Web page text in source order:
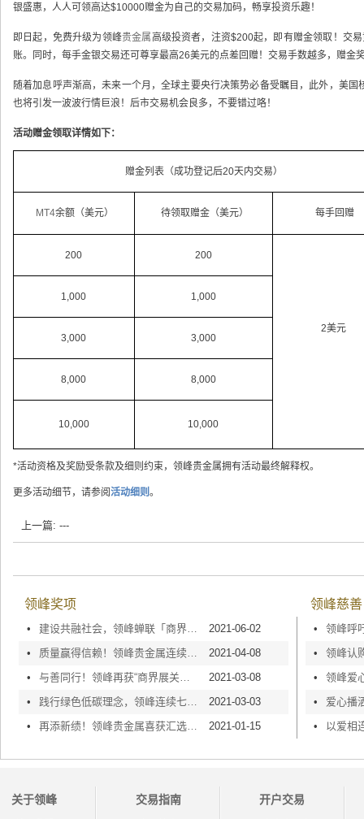
银盛惠，人人可领高达$10000赠金为自己的交易加码，畅享投资乐趣！
即日起，免费升级为领峰贵金属高级投资者，注资$200起，即有赠金领取！交
账。同时，每手金银交易还可尊享最高26美元的点差回赠！交易手数越多，赠金
随着加息呼声渐高，未来一个月，全球主要央行决策势必备受瞩目，此外，美国
也将引发一波波行情巨浪！后市交易机会良多，不要错过咯！
活动赠金领取详情如下：
赠金列表（成功登记后20天内交易）
MT4余额（美元） 待领取赠金（美元） 每手回赠
200 200
2美元
1,000 1,000
3,000 3,000
8,000 8,000
10,000 10,000
*活动资格及奖励受条款及细则约束，领峰贵金属拥有活动最终解释权。
更多活动细节，请参阅活动细则。
上一篇: ---
领峰奖项
•
2021-06-02
•
2021-04-08
•
2021-03-08
•
2021-03-03
•
2021-01-15
领峰慈善
•
•
•
•
•
关于领峰 交易指南 开户交易